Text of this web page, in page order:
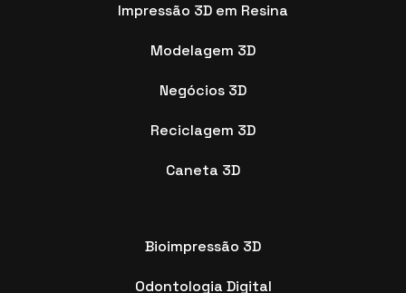
Impressão 3D em Resina
Modelagem 3D
Negócios 3D
Reciclagem 3D
Caneta 3D
Bioimpressão 3D
Odontologia Digital